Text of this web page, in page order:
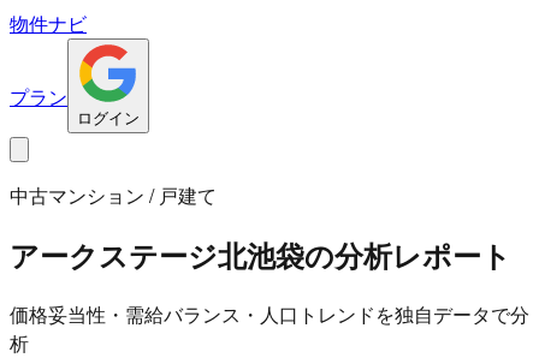
物件ナビ
プラン
ログイン
中古マンション / 戸建て
アークステージ北池袋の分析レポート
価格妥当性・需給バランス・人口トレンドを独自データで分
析